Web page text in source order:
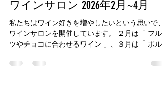
1月30日
読了時間: 3分
ワインサロン 2026年2月~4月
私たちはワイン好きを増やしたいという思いで、
ツやチョコに合わせるワイン 」、３月は「 ボル
ー左岸の赤ワイン 」 、４月は天童温泉にあるス